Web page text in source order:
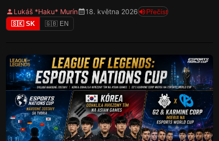
Lukáš *Haku* Murín 18. května 2026 Přečíst
🇸🇰 SK 🇬🇧 EN